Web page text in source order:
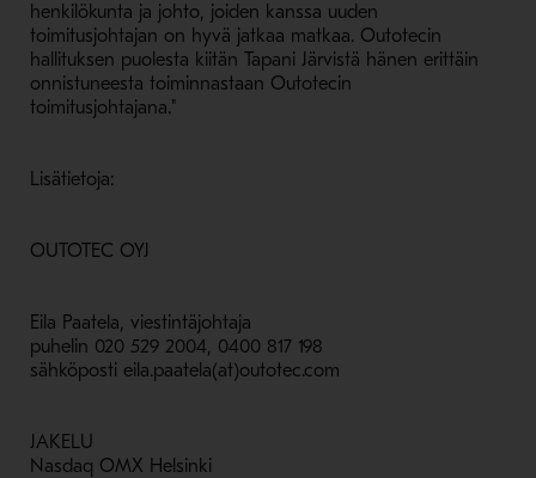
henkilökunta ja johto, joiden kanssa uuden
toimitusjohtajan on hyvä jatkaa matkaa. Outotecin
hallituksen puolesta kiitän Tapani Järvistä hänen erittäin
onnistuneesta toiminnastaan Outotecin
toimitusjohtajana."
Lisätietoja:
OUTOTEC OYJ
Eila Paatela, viestintäjohtaja
puhelin 020 529 2004, 0400 817 198
sähköposti eila.paatela(at)outotec.com
JAKELU
Nasdaq OMX Helsinki